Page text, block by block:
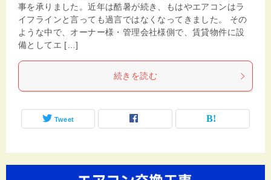
事を承りました。近年は酷暑が続き、もはやエアコンはラ
イフラインと言っても過言ではなくなってきました。 その
ような中で、オーナー様・管理会社様側で、賃貸物件に設
備としてエ […]
続きを読む
Tweet